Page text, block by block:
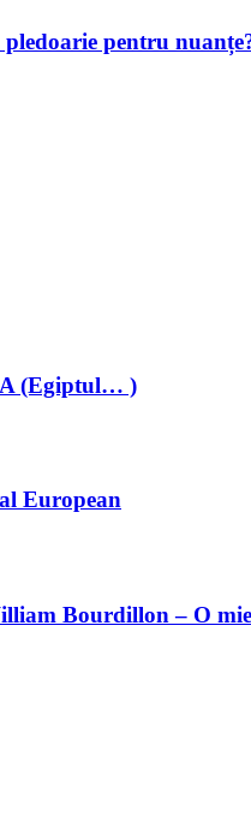
pledoarie pentru
(Egiptul… )
European
Bourdillon – O mie